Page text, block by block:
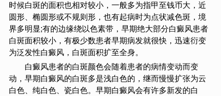
时候白斑的面积也相对较小，一般多为指甲至钱币大，近
圆形、椭圆形或不规则形，也有起病时为点状减色斑，境
界多明显;有的边缘绕以色素带，早期绝大部分白癜风患者
白斑面积较小，有极少数患者早期病发就很快，迅速衍变
为泛发性白癜风，白斑面积扩至全身。
白癜风患者的白斑颜色会随着患者的病情变动而变
动，早期白癜风的白斑多是浅白色的，继而慢慢扩张为云
白色、纯白色、瓷白色。早期白癜风会有许多新发的白